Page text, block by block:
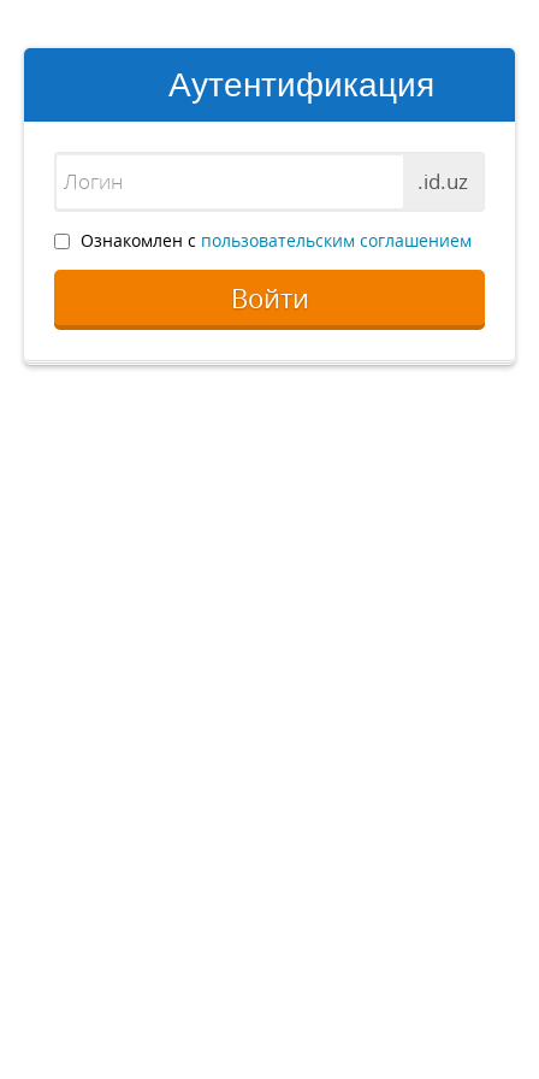
Аутентификация
.id.uz
Ознакомлен с пользовательским соглашением
Войти